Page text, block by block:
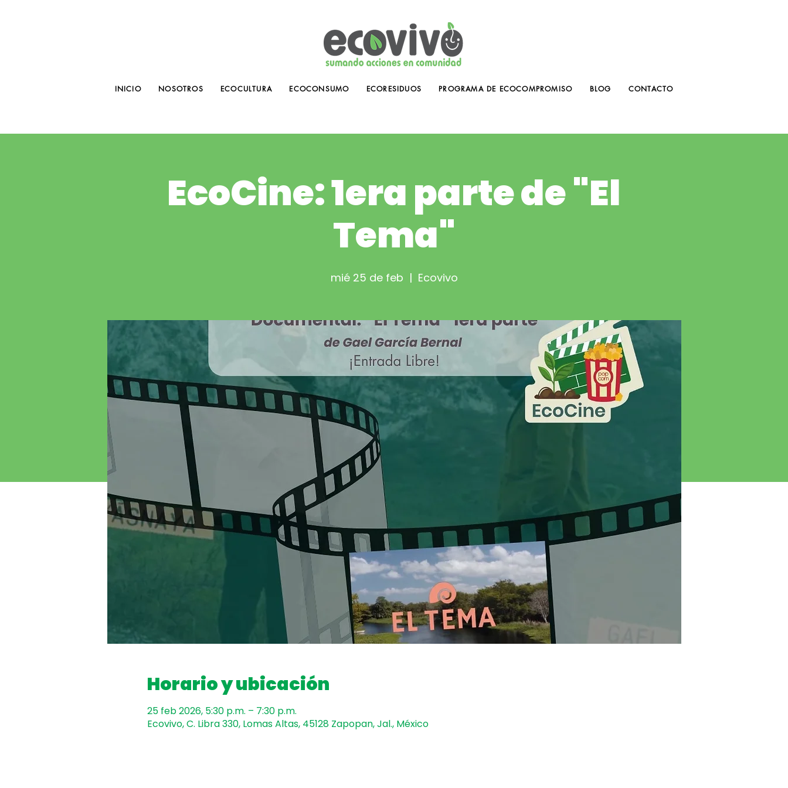
INICIO NOSOTROS ECOCULTURA ECOCONSUMO ECORESIDUOS PROGRAMA DE ECOCOMPROMISO BLOG CONTACTO
EcoCine: 1era parte de "El
Tema"
mié 25 de feb
  |
Ecovivo
Horario y ubicación
25 feb 2026, 5:30 p.m. – 7:30 p.m.
Ecovivo, C. Libra 330, Lomas Altas, 45128 Zapopan, Jal., México